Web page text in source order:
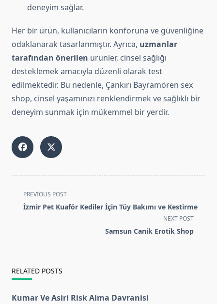
deneyim sağlar.
Her bir ürün, kullanıcıların konforuna ve güvenliğine
odaklanarak tasarlanmıştır. Ayrıca, uzmanlar
tarafından önerilen ürünler, cinsel sağlığı
desteklemek amacıyla düzenli olarak test
edilmektedir. Bu nedenle, Çankırı Bayramören sex
shop, cinsel yaşamınızı renklendirmek ve sağlıklı bir
deneyim sunmak için mükemmel bir yerdir.
<span
class="nav-
text">Page</span>
PREVIOUS POST
İzmir Pet Kuaför Kediler İçin Tüy Bakımı ve Kestirme
NEXT POST
Samsun Canik Erotik Shop
RELATED POSTS
Kumar Ve Asiri Risk Alma Davranisi